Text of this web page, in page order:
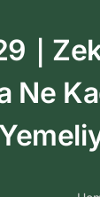
｜
Ne